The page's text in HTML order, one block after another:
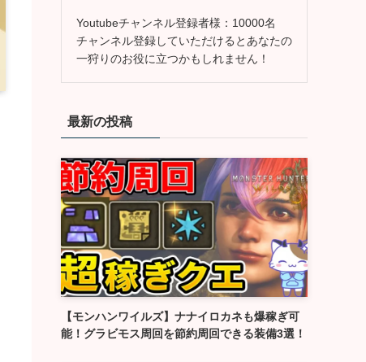
Youtubeチャンネル登録者様：10000名
チャンネル登録していただけるとあなたの
一狩りのお役に立つかもしれません！
最新の投稿
【モンハンワイルズ】ナナイロカネも爆稼ぎ可
能！グラビモス周回を節約周回できる装備3選！